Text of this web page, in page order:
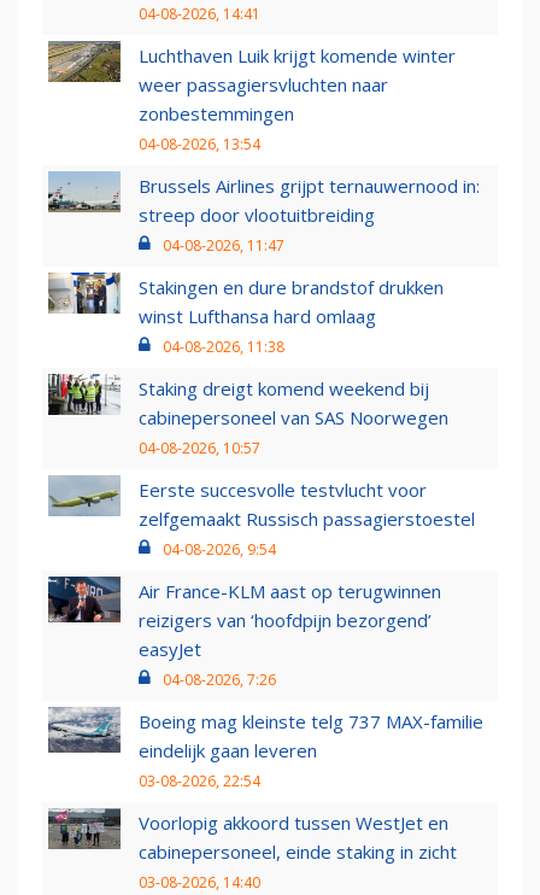
04-08-2026, 14:41
Luchthaven Luik krijgt komende winter
weer passagiersvluchten naar
zonbestemmingen
04-08-2026, 13:54
Brussels Airlines grijpt ternauwernood in:
streep door vlootuitbreiding
04-08-2026, 11:47
Stakingen en dure brandstof drukken
winst Lufthansa hard omlaag
04-08-2026, 11:38
Staking dreigt komend weekend bij
cabinepersoneel van SAS Noorwegen
04-08-2026, 10:57
Eerste succesvolle testvlucht voor
zelfgemaakt Russisch passagierstoestel
04-08-2026, 9:54
Air France-KLM aast op terugwinnen
reizigers van ‘hoofdpijn bezorgend’
easyJet
04-08-2026, 7:26
Boeing mag kleinste telg 737 MAX-familie
eindelijk gaan leveren
03-08-2026, 22:54
Voorlopig akkoord tussen WestJet en
cabinepersoneel, einde staking in zicht
03-08-2026, 14:40